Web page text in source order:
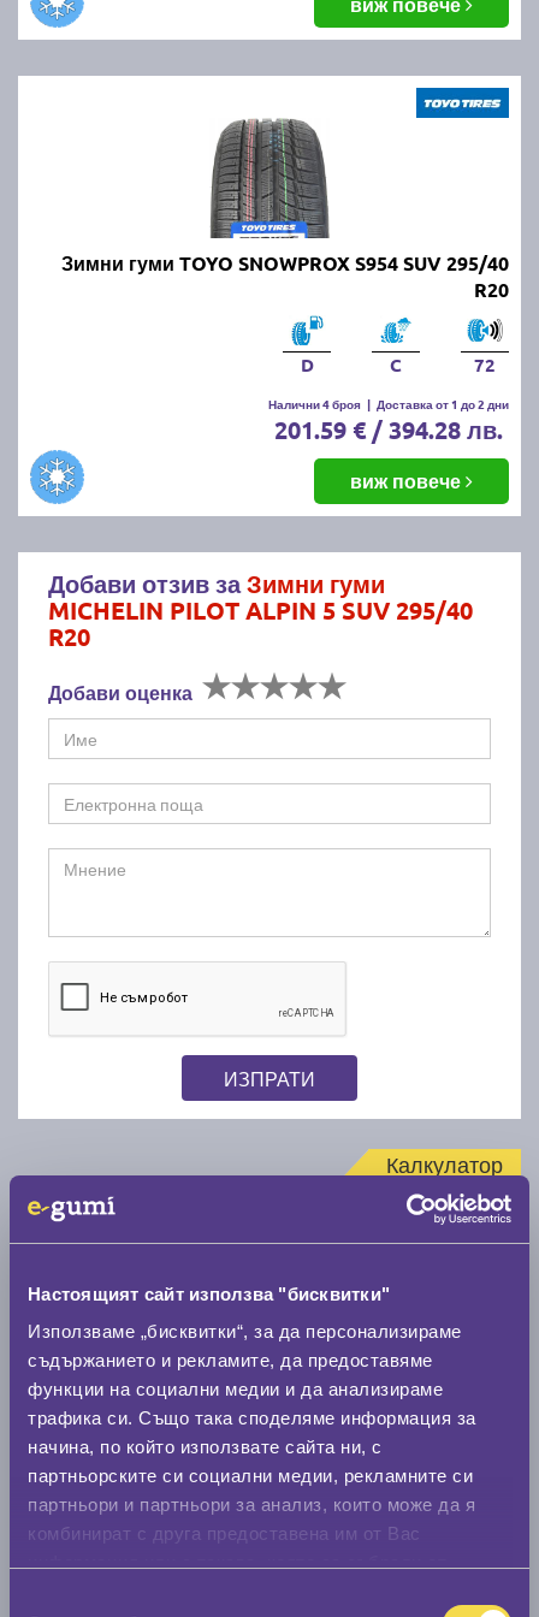
Настоящият сайт използва "бисквитки"
Използваме „бисквитки“, за да персонализираме
съдържанието и рекламите, да предоставяме
функции на социални медии и да анализираме
трафика си. Също така споделяме информация за
начина, по който използвате сайта ни, с
партньорските си социални медии, рекламните си
партньори и партньори за анализ, които може да я
комбинират с друга предоставена им от Вас
Зимни гуми TOYO SNOWPROX S954 SUV 295/40
R20
D C 72
Налични 4 броя | Доставка от 1 до 2 дни
201.59 € / 394.28 лв.
виж повече
Добави отзив заЗимни гуми
MICHELIN PILOT ALPIN 5 SUV 295/40
R20
Добави оценка
ИЗПРАТИ
Калкулатор
Нов размер